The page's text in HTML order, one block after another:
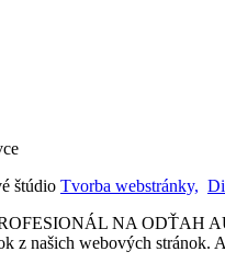
štúdio Tvorba webstránky,
NA ODŤAH
z našich webových